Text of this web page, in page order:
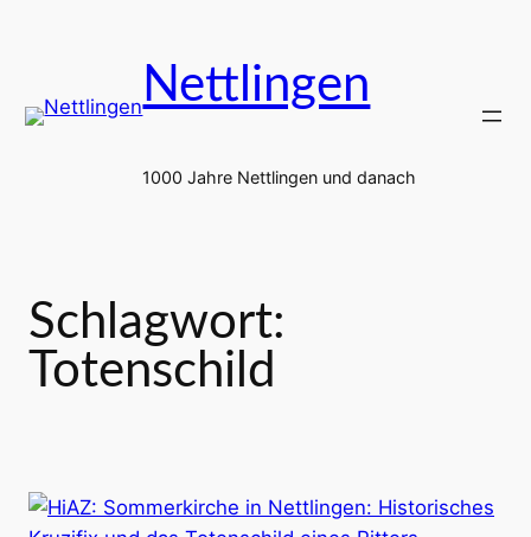
Nettlingen
1000 Jahre Nettlingen und danach
Schlagwort:
Totenschild